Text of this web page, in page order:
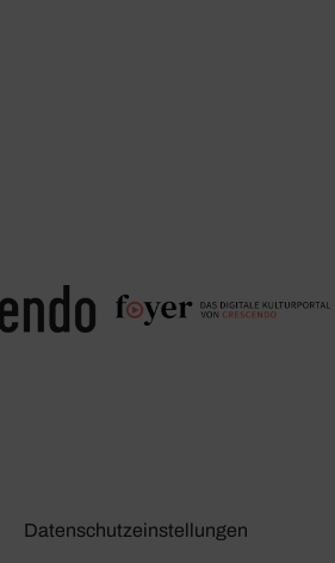
Daten­schutz­ein­stel­lungen